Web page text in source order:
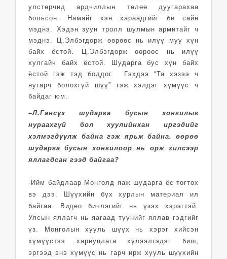
улстөрчид ардчиллын төлөө дуугарахаа
больсон. Намайг хэн хараадгийг би сайн
мэднэ. Хэдэн зуун тролл шулмын армитайг ч
мэднэ. Ц.Элбэгдорж өөрөөс нь илүү муу хүн
байх ёстой. Ц.Элбэгдорж өөрөөс нь илүү
хулгайч байх ёстой. Шударга бус хүн байх
ёстой гэж тэд боддог. Гэхдээ “Та хэзээ ч
нугарч болохгүй шүү” гэж хэлдэг хүмүүс ч
байдаг юм.
–Л.Гансүх шударга бусын хонгилыг
нураахгүй бол хуулийнхан иргэдийг
хэлмэгдүүлж байна гэж ярьж байна. өөрөө
шударга бусын хонгилоор нь орж хилсээр
яллагдсан гээд байгаа?
-Ийм байдлаар Монголд яаж шударга ёс тогтох
вэ дээ. Шүүхийн бүх хурлын материал ил
байгаа. Видео бичлэгийг нь үзэх хэрэгтэй.
Улсын яллагч нь яагаад түүнийг яллав гэдгийг
үз. Монголын хууль шүүх нь хэрэг хийсэн
хүмүүстээ хариуцлага хүлээлгэдэг биш,
эргээд энэ хүмүүс нь гарч ирж хууль шүүхийн